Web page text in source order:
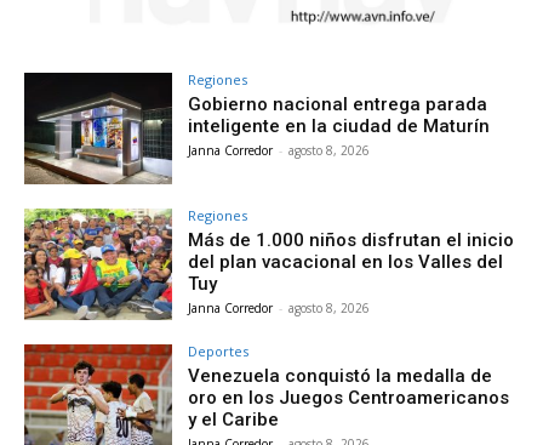
Regiones
Gobierno nacional entrega parada
inteligente en la ciudad de Maturín
Janna Corredor - agosto 8, 2026
Regiones
Más de 1.000 niños disfrutan el inicio
del plan vacacional en los Valles del
Tuy
Janna Corredor - agosto 8, 2026
Deportes
Venezuela conquistó la medalla de
oro en los Juegos Centroamericanos
y el Caribe